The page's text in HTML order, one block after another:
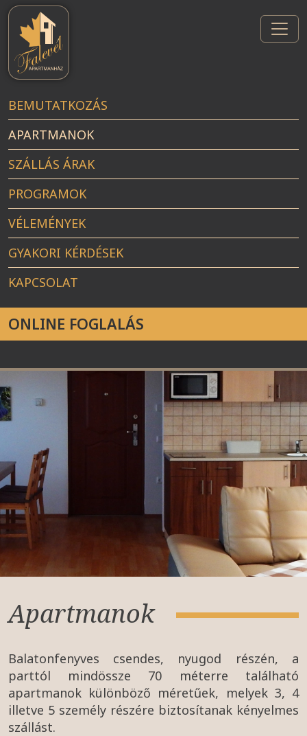
Skip
content
BEMUTATKOZÁS
APARTMANOK
SZÁLLÁS ÁRAK
PROGRAMOK
VÉLEMÉNYEK
GYAKORI KÉRDÉSEK
KAPCSOLAT
ONLINE FOGLALÁS
Apartmanok
Balatonfenyves csendes, nyugod részén, a
parttól mindössze 70 méterre található
apartmanok különböző méretűek, melyek 3, 4
illetve 5 személy részére biztosítanak kényelmes
szállást.